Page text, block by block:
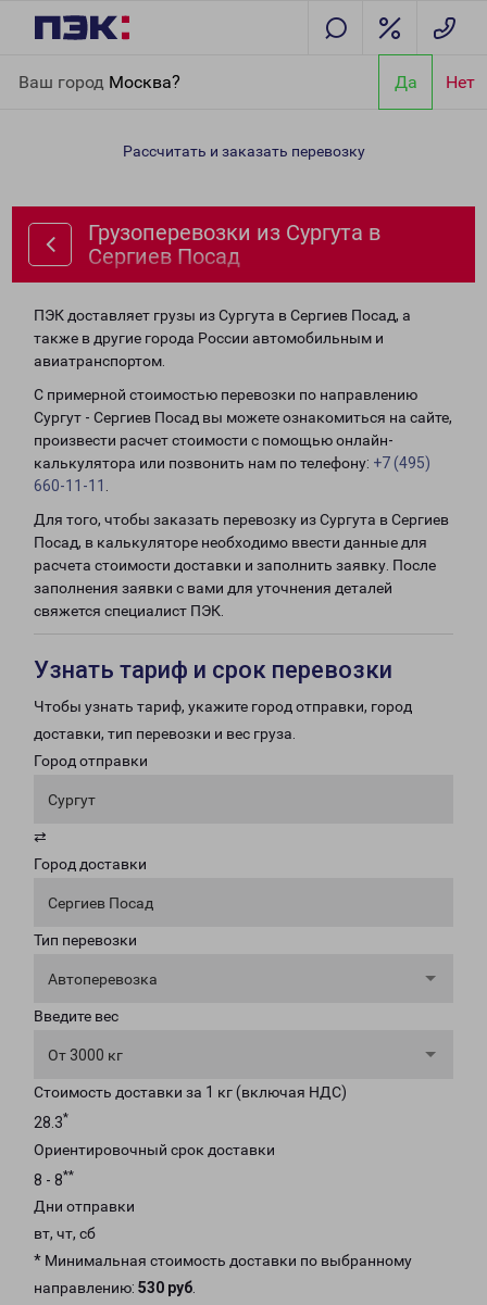
Ваш город Москва? Да Нет
Посад
Рассчитать и заказать перевозку
Грузоперевозки из Сургута в
Сергиев Посад
ПЭК доставляет грузы из Сургута в Сергиев Посад, а
также в другие города России автомобильным и
авиатранспортом.
С примерной стоимостью перевозки по направлению
Сургут - Сергиев Посад вы можете ознакомиться на сайте,
произвести расчет стоимости с помощью онлайн-
калькулятора или позвонить нам по телефону: +7 (495)
660-11-11
Для того, чтобы заказать перевозку из Сургута в Сергиев
Посад, в калькуляторе необходимо ввести данные для
расчета стоимости доставки и заполнить заявку. После
заполнения заявки с вами для уточнения деталей
свяжется специалист ПЭК.
Узнать тариф и срок перевозки
Чтобы узнать тариф, укажите город отправки, город
доставки, тип перевозки и вес груза.
Город отправки
Сургут
⇄
Город доставки
Сергиев Посад
Тип перевозки
Автоперевозка
Введите вес
От 3000 кг
Стоимость доставки за 1 кг (включая НДС)
28.3*
Ориентировочный срок доставки
8 - 8**
Дни отправки
вт, чт, сб
* Минимальная стоимость доставки по выбранному
направлению: 530 руб.